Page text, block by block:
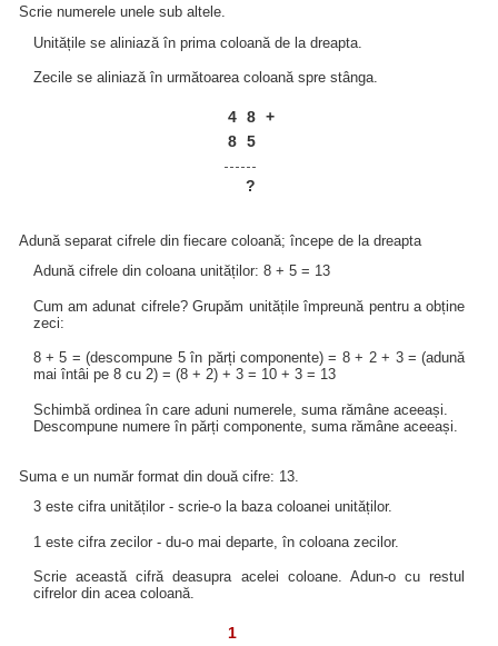
Scrie numerele unele sub altele.
Unitățile se aliniază în prima coloană de la dreapta.
Zecile se aliniază în următoarea coloană spre stânga.
4 8 +
8 5
?
Adună separat cifrele din fiecare coloană; începe de la dreapta
Adună cifrele din coloana unităților: 8 + 5 = 13
Cum am adunat cifrele? Grupăm unitățile împreună pentru a obține
zeci:
8 + 5 = (descompune 5 în părți componente) = 8 + 2 + 3 = (adună
mai întâi pe 8 cu 2) = (8 + 2) + 3 = 10 + 3 = 13
Schimbă ordinea în care aduni numerele, suma rămâne aceeași.
Descompune numere în părți componente, suma rămâne aceeași.
Suma e un număr format din două cifre: 13.
3 este cifra unităților - scrie-o la baza coloanei unităților.
1 este cifra zecilor - du-o mai departe, în coloana zecilor.
Scrie această cifră deasupra acelei coloane. Adun-o cu restul
cifrelor din acea coloană.
1